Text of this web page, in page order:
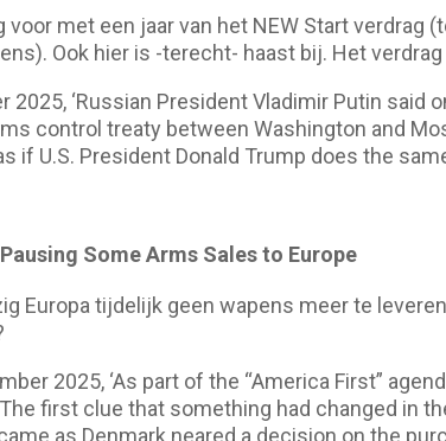
met een jaar van het NEW Start verdrag
Ook hier is -terecht- haast bij. Het
2025, ‘Russian President Vladimir Putin said
control treaty between Washington and
if U.S. President Donald Trump does the
Some Arms Sales to Europe
Europa tijdelijk geen wapens meer te
2025, ‘As part of the “America First”
first clue that something had changed in
as Denmark neared a decision on the